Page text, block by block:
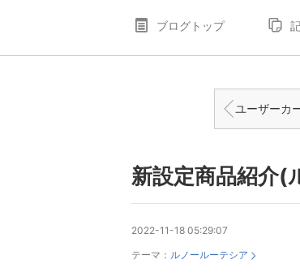
ブログトップ
ユーザーカー紹介(BMW
新設定商品紹介(
2022-11-18 05:29:07
テーマ： ルノールーテシア